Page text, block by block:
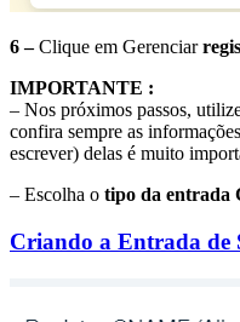
6 –Clique em Gerenciar
IMPORTANTE :
– Nos próximos passos,
confira sempre as
escrever) delas é muito
– Escolha o tipo da entrada
Criando a Entrada de